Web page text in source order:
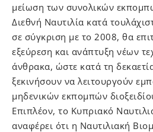
μείωση των συνολικών
Διεθνή Ναυτιλία κατά
σε σύγκριση με το 2008, θα
εξεύρεση και ανάπτυξη νέων
άνθρακα, ώστε κατά τη
ξεκινήσουν να λειτουργούν
μηδενικών εκπομπών
Επιπλέον, το Κυπριακό
αναφέρει ότι η Ναυτιλιακή